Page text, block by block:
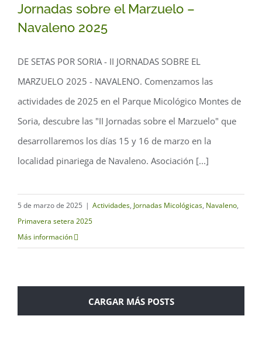
Jornadas sobre el Marzuelo –
Navaleno 2025
Jornadas sobre el Marzuelo –
Navaleno 2025
DE SETAS POR SORIA - II JORNADAS SOBRE EL
MARZUELO 2025 - NAVALENO. Comenzamos las
actividades de 2025 en el Parque Micológico Montes de
Soria, descubre las "II Jornadas sobre el Marzuelo" que
desarrollaremos los días 15 y 16 de marzo en la
localidad pinariega de Navaleno. Asociación [...]
5 de marzo de 2025 | Actividades, Jornadas Micológicas, Navaleno,
Primavera setera 2025
Más información
CARGAR MÁS POSTS